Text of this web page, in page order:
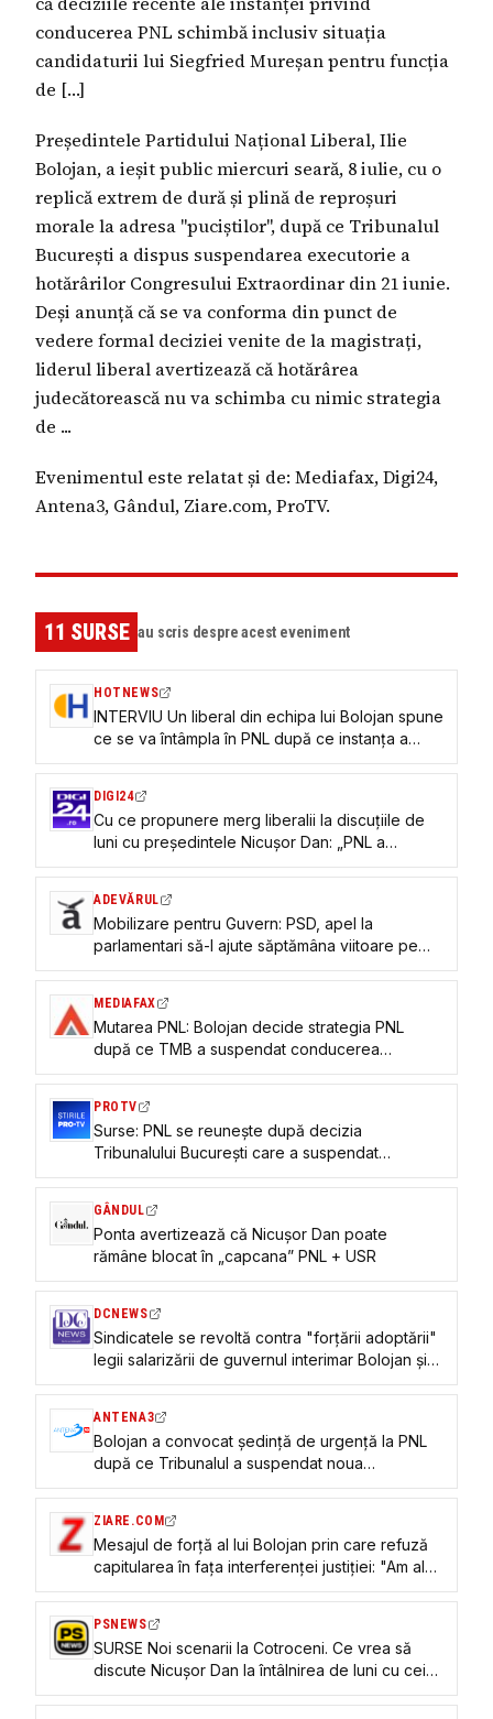
conducerea PNL schimbă inclusiv situația
candidaturii lui Siegfried Mureșan pentru funcția
de […]
Președintele Partidului Național Liberal, Ilie
Bolojan, a ieșit public miercuri seară, 8 iulie, cu o
replică extrem de dură și plină de reproșuri
morale la adresa "puciștilor", după ce Tribunalul
București a dispus suspendarea executorie a
hotărârilor Congresului Extraordinar din 21 iunie.
Deși anunță că se va conforma din punct de
vedere formal deciziei venite de la magistrați,
liderul liberal avertizează că hotărârea
judecătorească nu va schimba cu nimic strategia
de ...
Evenimentul este relatat și de: Mediafax, Digi24,
Antena3, Gândul, Ziare.com, ProTV.
11 SURSE au scris despre acest eveniment
HOTNEWS
INTERVIU Un liberal din echipa lui Bolojan spune
ce se va întâmpla în PNL după ce instanța a
suspendat deciziile Congresului. „Majoritățile nu
DIGI24
Cu ce propunere merg liberalii la discuțiile de
luni cu președintele Nicușor Dan: „PNL a
flexibilizat deja suficient mandatul”
ADEVĂRUL
Mobilizare pentru Guvern: PSD, apel la
parlamentari să-l ajute săptămâna viitoare pe
Nicușor Dan. UDMR cere renunțarea la orgolii,
MEDIAFAX
Mutarea PNL: Bolojan decide strategia PNL
după ce TMB a suspendat conducerea
partidului. Hotărârile înaintea consultărilor cu
PROTV
Surse: PNL se reunește după decizia
Tribunalului București care a suspendat
hotărârile Congresului extrordinar
GÂNDUL
Ponta avertizează că Nicușor Dan poate
rămâne blocat în „capcana” PNL + USR
DCNEWS
Sindicatele se revoltă contra "forțării adoptării"
legii salarizării de guvernul interimar Bolojan și
cer întâlniri urgente cu PSD și PNL
ANTENA3
Bolojan a convocat ședință de urgență la PNL
după ce Tribunalul a suspendat noua
conducere aleasă la Congres
ZIARE.COM
Mesajul de forță al lui Bolojan prin care refuză
capitularea în fața interferenței justiției: "Am ales
să ne decidem propria soartă. PNL este din nou
PSNEWS
SURSE Noi scenarii la Cotroceni. Ce vrea să
discute Nicușor Dan la întâlnirea de luni cu cei
patru lideri